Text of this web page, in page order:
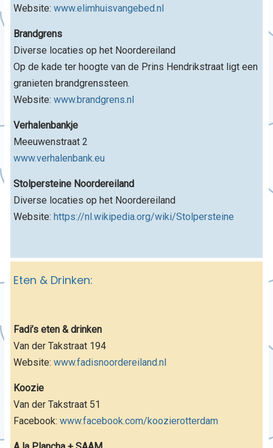
Website: www.elimhuisvangebed.nl
Brandgrens
Diverse locaties op het Noordereiland
Op de kade ter hoogte van de Prins Hendrikstraat ligt een
granieten brandgrenssteen.
Website: www.brandgrens.nl
Verhalenbankje
Meeuwenstraat 2
www.verhalenbank.eu
Stolpersteine Noordereiland
Diverse locaties op het Noordereiland
Website: https://nl.wikipedia.org/wiki/Stolpersteine
Eten & Drinken:
Fadi’s eten & drinken
Van der Takstraat 194
Website: www.fadisnoordereiland.nl
Koozie
Van der Takstraat 51
Facebook: www.facebook.com/koozierotterdam